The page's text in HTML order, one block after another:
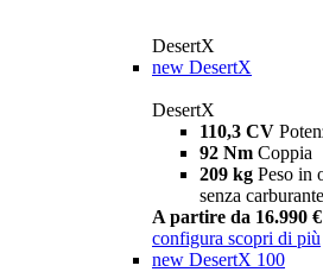
DesertX
new DesertX
DesertX
110,3 CV
92 Nm Coppia
209 kg Peso in
senza carburante
A partire da 16.990 €
configura scopri di più
new DesertX 100